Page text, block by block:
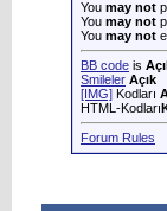
You may not
You may not
You may not
BB code is
Smileler Açık
[IMG] Kodları
HTML-Kodları
Forum Rules